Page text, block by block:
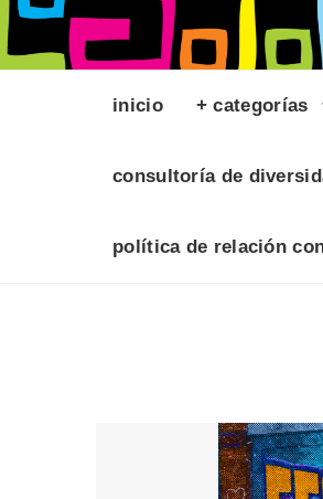
inicio + categorías
consultoría de
política de relación